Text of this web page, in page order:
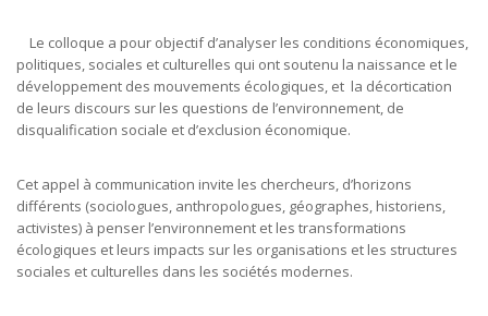
Le colloque a pour objectif d’analyser les conditions économiques,
politiques, sociales et culturelles qui ont soutenu la naissance et le
développement des mouvements écologiques, et la décortication
de leurs discours sur les questions de l’environnement, de
disqualification sociale et d’exclusion économique.
Cet appel à communication invite les chercheurs, d’horizons
différents (sociologues, anthropologues, géographes, historiens,
activistes) à penser l’environnement et les transformations
écologiques et leurs impacts sur les organisations et les structures
sociales et culturelles dans les sociétés modernes.